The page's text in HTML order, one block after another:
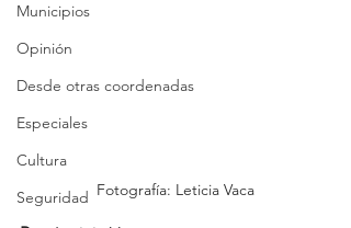
Municipios
Opinión
Desde otras coordenadas
Especiales
Cultura
Seguridad Fotografía: Leticia Vaca